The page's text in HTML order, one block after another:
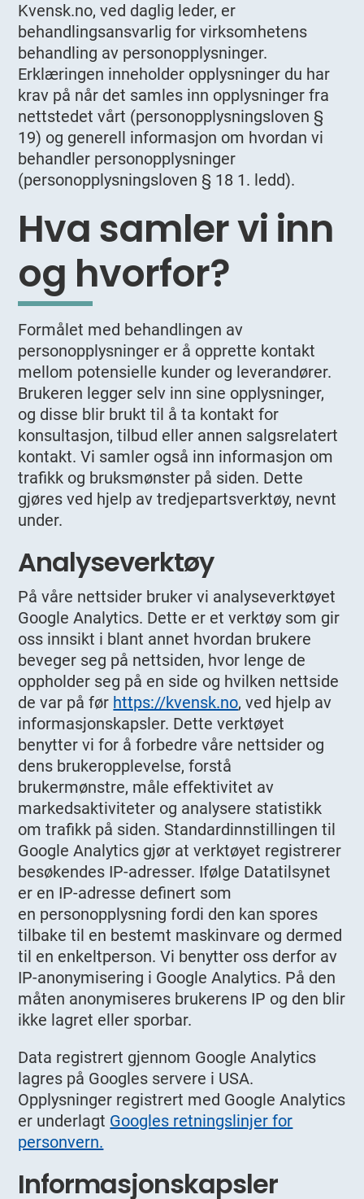
Kvensk.no, ved daglig leder, er
behandlingsansvarlig for virksomhetens
behandling av personopplysninger.
Erklæringen inneholder opplysninger du har
krav på når det samles inn opplysninger fra
nettstedet vårt (personopplysningsloven §
19) og generell informasjon om hvordan vi
behandler personopplysninger
(personopplysningsloven § 18 1. ledd).
Hva samler vi inn
og hvorfor?
Formålet med behandlingen av
personopplysninger er å opprette kontakt
mellom potensielle kunder og leverandører.
Brukeren legger selv inn sine opplysninger,
og disse blir brukt til å ta kontakt for
konsultasjon, tilbud eller annen salgsrelatert
kontakt. Vi samler også inn informasjon om
trafikk og bruksmønster på siden. Dette
gjøres ved hjelp av tredjepartsverktøy, nevnt
under.
Analyseverktøy
På våre nettsider bruker vi analyseverktøyet
Google Analytics. Dette er et verktøy som gir
oss innsikt i blant annet hvordan brukere
beveger seg på nettsiden, hvor lenge de
oppholder seg på en side og hvilken nettside
de var på før https://kvensk.no, ved hjelp av
informasjonskapsler. Dette verktøyet
benytter vi for å forbedre våre nettsider og
dens brukeropplevelse, forstå
brukermønstre, måle effektivitet av
markedsaktiviteter og analysere statistikk
om trafikk på siden. Standardinnstillingen til
Google Analytics gjør at verktøyet registrerer
besøkendes IP-adresser. Ifølge Datatilsynet
er en IP-adresse definert som
en personopplysning fordi den kan spores
tilbake til en bestemt maskinvare og dermed
til en enkeltperson. Vi benytter oss derfor av
IP-anonymisering i Google Analytics. På den
måten anonymiseres brukerens IP og den blir
ikke lagret eller sporbar.
Data registrert gjennom Google Analytics
lagres på Googles servere i USA.
Opplysninger registrert med Google Analytics
er underlagt Googles retningslinjer for
personvern.
Informasjonskapsler